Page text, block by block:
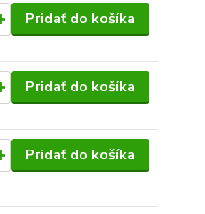
Pridať do košíka
Pridať do košíka
Pridať do košíka